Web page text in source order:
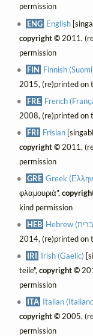
permission
ENG English
copyright ©2011,
permission
FIN Finnish
2015, (re)printed on
FRE French
2008, (re)printed on
FRI Frisian
copyright ©2011,
permission
GRE Greek
φλαμουριά",
kind permission
HEB
2014, (re)printed on
IRI Irish (Gaelic)
teile", copyright ©
permission
ITA Italian
copyright ©2005,
permission